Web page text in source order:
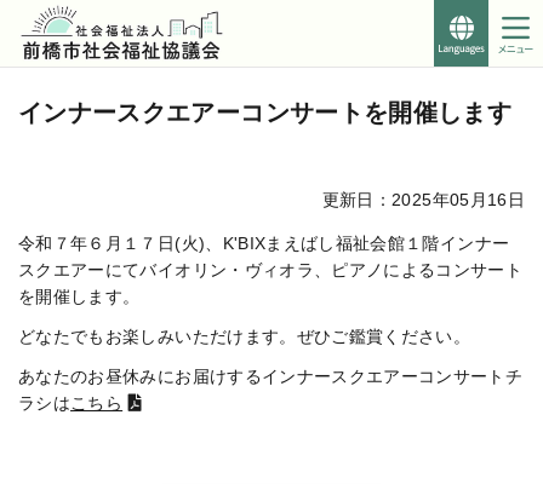
Foreign
Languages
す。
インナースクエアーコンサートを開催します
更新日：2025年05月16日
令和７年６月１７日(火)、K'BIXまえばし福祉会館１階インナー
スクエアーにてバイオリン・ヴィオラ、ピアノによるコンサート
を開催します。
どなたでもお楽しみいただけます。ぜひご鑑賞ください。
あなたのお昼休みにお届けするインナースクエアーコンサートチ
ラシはこちら